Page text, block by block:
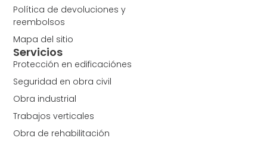
Política de devoluciones y
reembolsos
Mapa del sitio
Servicios
Protección en edificaciónes
Seguridad en obra civil
Obra industrial
Trabajos verticales
Obra de rehabilitación